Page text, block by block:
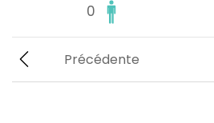
0
Précédente